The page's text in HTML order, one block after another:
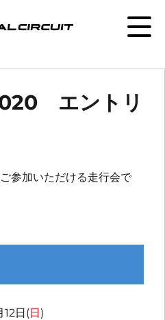
エントリ
参加いただける走行会で
日(日)